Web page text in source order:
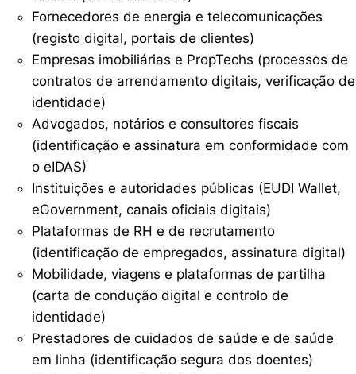
Fornecedores de energia e telecomunicações
(registo digital, portais de clientes)
Empresas imobiliárias e PropTechs (processos de
contratos de arrendamento digitais, verificação de
identidade)
Advogados, notários e consultores fiscais
(identificação e assinatura em conformidade com
o eIDAS)
Instituições e autoridades públicas (EUDI Wallet,
eGovernment, canais oficiais digitais)
Plataformas de RH e de recrutamento
(identificação de empregados, assinatura digital)
Mobilidade, viagens e plataformas de partilha
(carta de condução digital e controlo de
identidade)
Prestadores de cuidados de saúde e de saúde
em linha (identificação segura dos doentes)